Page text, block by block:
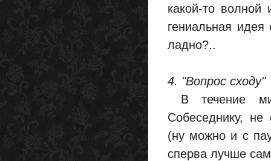
какой-то волной
гениальная идея
ладно?..
4. "Вопрос сходу"
В течение
Собеседнику, не
(ну можно и с
сперва лучше